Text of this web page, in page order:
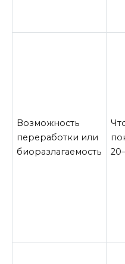
Возможность
переработки или
биоразлагаемость